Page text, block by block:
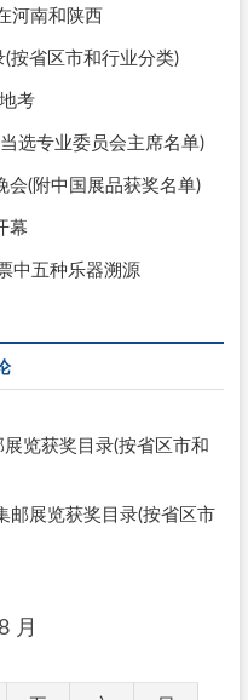
河南和陕西
按省区市和行业分类)
考
选专业委员会主席名单)
(附中国展品获奖名单)
幕
中五种乐器溯源
览获奖目录(按省区市和
邮展览获奖目录(按省区市
月